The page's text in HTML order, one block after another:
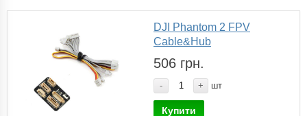
DJI Phantom 2 FPV
Cable&Hub
506 грн.
- + шт
Купити